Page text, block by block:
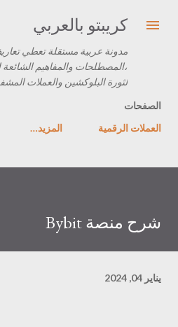
التخطي إلى
كريبتو بالعربي
مدونة عربية مستقلة تعطي
،المصطلحات والمفاهيم
لثورة البلوكشين والعملات
الصفحات
العملات الرقمية
‏المزيد…
شرح منصة Bybit
يناير 04, 2024